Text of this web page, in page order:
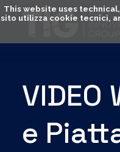
This website uses
sito utilizza cookie tecnici,
e